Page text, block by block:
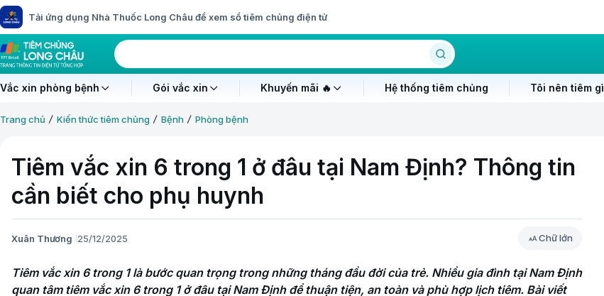
Tải ứng dụng Nhà Thuốc Long Châu để xem sổ tiêm chủng điện tử
Vắc xin phòng bệnh Gói vắc xin Khuyến mãi 🔥 Hệ thống tiêm chủng Tôi nên tiêm gì
Trang chủ Kiến thức tiêm chủng Bệnh Phòng bệnh
Tiêm vắc xin 6 trong 1 ở đâu tại Nam Định? Thông tin
cần biết cho phụ huynh
Xuân Thương 25/12/2025 Chữ lớn
Tiêm vắc xin 6 trong 1 là bước quan trọng trong những tháng đầu đời của trẻ. Nhiều gia đình tại Nam Định
quan tâm tiêm vắc xin 6 trong 1 ở đâu tại Nam Định để thuận tiện, an toàn và phù hợp lịch tiêm. Bài viết